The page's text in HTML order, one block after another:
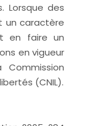
Lorsque des
un caractère
en faire un
en vigueur
(CNIL).